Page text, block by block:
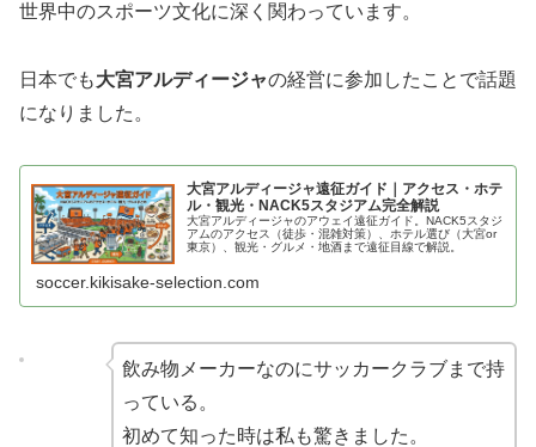
世界中のスポーツ文化に深く関わっています。
日本でも大宮アルディージャの経営に参加したことで話題
になりました。
大宮アルディージャ遠征ガイド｜アクセス・ホテ
ル・観光・NACK5スタジアム完全解説
大宮アルディージャのアウェイ遠征ガイド。NACK5スタジ
アムのアクセス（徒歩・混雑対策）、ホテル選び（大宮or
東京）、観光・グルメ・地酒まで遠征目線で解説。
soccer.kikisake-selection.com
飲み物メーカーなのにサッカークラブまで持
っている。
初めて知った時は私も驚きました。